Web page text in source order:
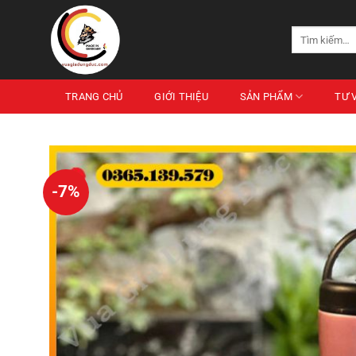
TRANG CHỦ GIỚI THIỆU SẢN PHẨM TƯ
-7%